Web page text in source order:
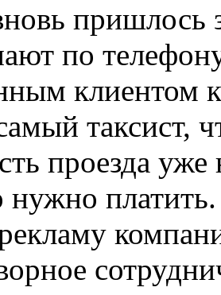
пришлось
по
клиентом
таксист,
проезда
нужно